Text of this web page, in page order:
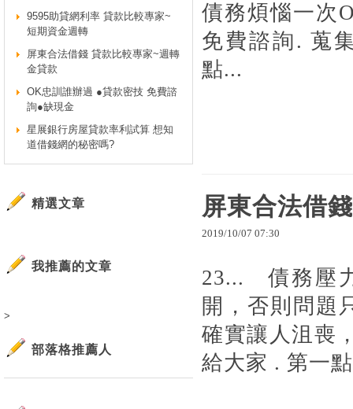
債務煩惱一次
免費諮詢. 蒐
點...
屏東合法借
2019/10/07 07:30
23... 債務壓
開，否則問題
確實讓人沮喪
給大家 . 第一
9595助貸網利率 貸款比較專家~
短期資金週轉
屏東合法借錢 貸款比較專家~週轉
金貸款
OK忠訓誰辦過 ●貸款密技 免費諮
詢●缺現金
星展銀行房屋貸款率利試算 想知
道借錢網的秘密嗎?
精選文章
我推薦的文章
>
部落格推薦人